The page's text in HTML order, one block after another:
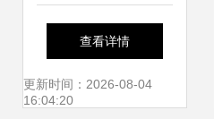
现小电流接地系统
故障检测
查看详情
更新时间：2026-08-04
16:04:20